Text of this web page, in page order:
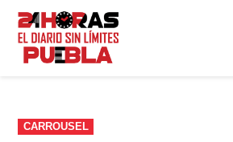
Saltar
contenido
PUBLICADO
EN
CARROUSEL